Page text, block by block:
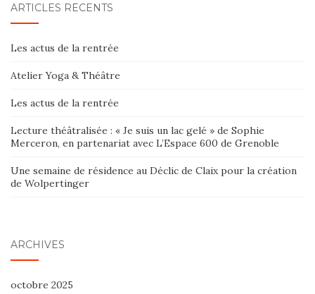
ARTICLES RÉCENTS
Les actus de la rentrée
Atelier Yoga & Théâtre
Les actus de la rentrée
Lecture théâtralisée : « Je suis un lac gelé » de Sophie
Merceron, en partenariat avec L’Espace 600 de Grenoble
Une semaine de résidence au Déclic de Claix pour la création
de Wolpertinger
ARCHIVES
octobre 2025